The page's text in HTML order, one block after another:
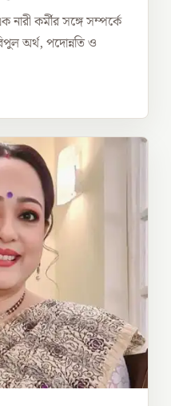
কর্মীর সঙ্গে সম্পর্কে
অর্থ, পদোন্নতি ও